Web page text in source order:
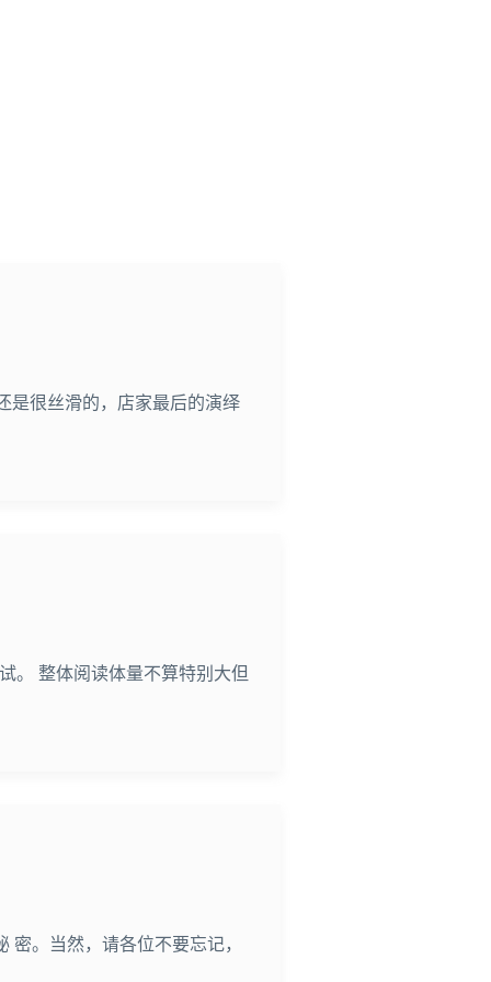
是很丝滑的，店家最后的演绎
。 整体阅读体量不算特别大但
密。当然，请各位不要忘记，